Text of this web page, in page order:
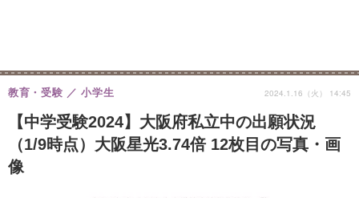
【中学受験2024】大阪府私立中の出願状況
（1/9時点）大阪星光3.74倍 12枚目の写真・画
像
教育・受験 小学生 2024.1.16（火） 14:45